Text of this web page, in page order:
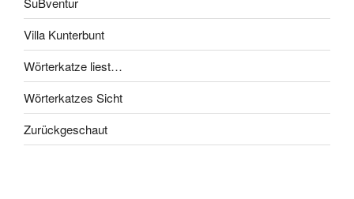
Villa Kunterbunt
Wörterkatze liest…
Wörterkatzes Sicht
Zurückgeschaut